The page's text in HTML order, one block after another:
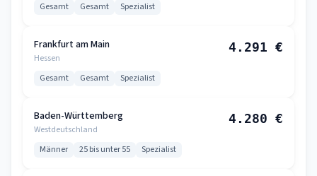
Gesamt Gesamt Spezialist
Frankfurt am Main
Hessen
4.291 €
Gesamt Gesamt Spezialist
Baden-Württemberg
Westdeutschland
4.280 €
Männer 25 bis unter 55 Spezialist